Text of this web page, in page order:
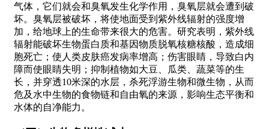
气体，它们就会和臭氧发生化学作用，臭氧层就会遭到破
坏。臭氧层被破坏，将使地面受到紫外线辐射的强度增
加，给地球上的生命带来很大的危害。研究表明，紫外线
辐射能破坏生物蛋白质和基因物质脱氧核糖核酸，造成细
胞死亡；使人类皮肤癌发病率增高；伤害眼睛，导致白内
障而使眼睛失明；抑制植物如大豆、瓜类、蔬菜等的生
长，并穿透10米深的水层，杀死浮游生物和微生物，从而
危及水中生物的食物链和自由氧的来源，影响生态平衡和
水体的自净能力。